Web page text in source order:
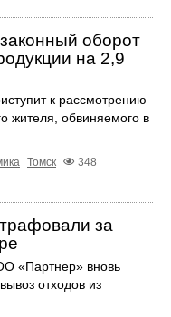
оборот
на 2,9
к рассмотрению
жителя, обвиняемого в
Томск
348
за
«Партнер» вновь
отходов из